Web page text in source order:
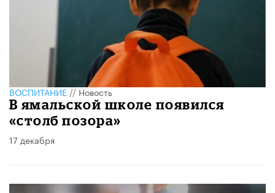
ВОСПИТАНИЕ//Новость
В ямальской школе появился
«столб позора»
17 декабря